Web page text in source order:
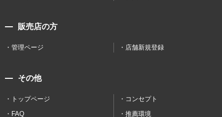
販売店の方
管理ページ 店舗新規登録
その他
トップページ
コンセプト
FAQ
推薦環境